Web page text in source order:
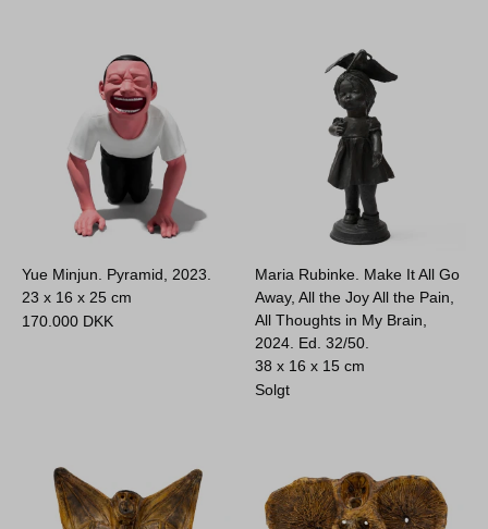
Yue Minjun. Pyramid, 2023.
23 x 16 x 25 cm
170.000 DKK
Maria Rubinke. Make It All Go
Away, All the Joy All the Pain,
All Thoughts in My Brain,
2024. Ed. 32/50.
38 x 16 x 15 cm
Solgt